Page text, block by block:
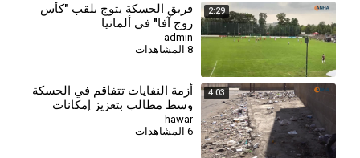
2:29
فريق الحسكة يتوج بلقب "كأس
روج آفا" في ألمانيا
admin
4:03
أزمة النفايات تتفاقم في الحسكة
وسط مطالب بتعزيز إمكانات
قطاع النظافة
hawar
6 المشاهدات